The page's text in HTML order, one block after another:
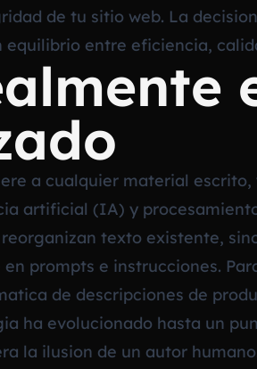
de tu sitio web. La
entre eficiencia,
a cualquier material
artificial (IA) y
texto existente,
prompts e instrucciones.
de descripciones de
ha evolucionado hasta un
la ilusion de un autor